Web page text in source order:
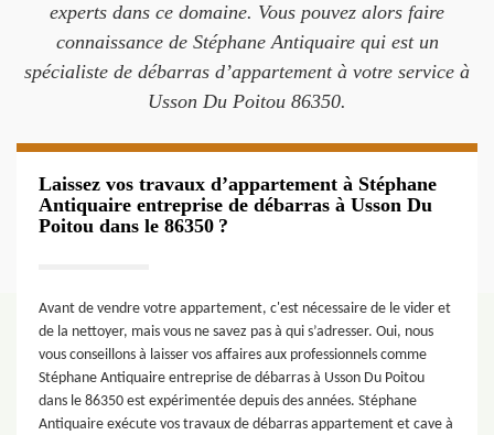
experts dans ce domaine. Vous pouvez alors faire
connaissance de Stéphane Antiquaire qui est un
spécialiste de débarras d’appartement à votre service à
Usson Du Poitou 86350.
Laissez vos travaux d’appartement à Stéphane
Antiquaire entreprise de débarras à Usson Du
Poitou dans le 86350 ?
Avant de vendre votre appartement, c'est nécessaire de le vider et
de la nettoyer, mais vous ne savez pas à qui s’adresser. Oui, nous
vous conseillons à laisser vos affaires aux professionnels comme
Stéphane Antiquaire entreprise de débarras à Usson Du Poitou
dans le 86350 est expérimentée depuis des années. Stéphane
Antiquaire exécute vos travaux de débarras appartement et cave à